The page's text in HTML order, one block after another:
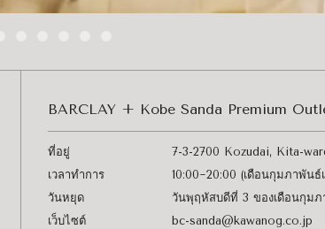
BARCLAY + Kobe Sanda Premium
ที่อยู่
7-3-2700 Kozudai, Kita-
เวลาทำการ
10:00~20:00 (เดือนกุมภาพันธ์
วันหยุด
วันพุฤหัสบดีที่ 3 ของเดือนกุมภ
เว็บไซต์
bc-sanda@kawanog.co.jp